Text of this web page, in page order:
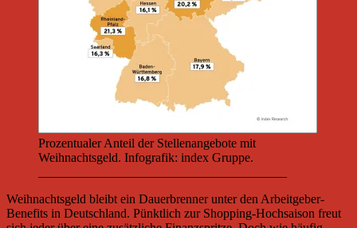
Prozentualer Anteil der Stellenangebote mit
Weihnachtsgeld. Infografik: index Gruppe.
Weihnachtsgeld bleibt ein Dauerbrenner unter den Arbeitgeber-
Benefits in Deutschland. Pünktlich zur Shopping-Hochsaison freut